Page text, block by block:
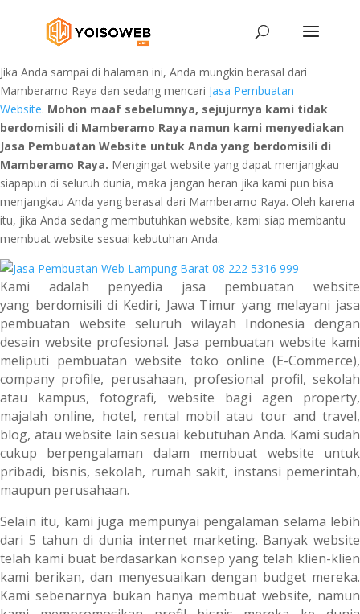
Jika Anda sampai di halaman ini, Anda mungkin berasal dari
Mamberamo Raya dan sedang mencari Jasa Pembuatan
Website. Mohon maaf sebelumnya, sejujurnya kami tidak
berdomisili di Mamberamo Raya namun kami menyediakan
Jasa Pembuatan Website untuk Anda yang berdomisili di
Mamberamo Raya. Mengingat website yang dapat menjangkau
siapapun di seluruh dunia, maka jangan heran jika kami pun bisa
menjangkau Anda yang berasal dari Mamberamo Raya. Oleh karena
itu, jika Anda sedang membutuhkan website, kami siap membantu
membuat website sesuai kebutuhan Anda.
Kami adalah penyedia jasa pembuatan website
yang berdomisili di Kediri, Jawa Timur yang melayani jasa
pembuatan website seluruh wilayah Indonesia dengan
desain website profesional. Jasa pembuatan website kami
meliputi pembuatan website toko online (E-Commerce),
company profile, perusahaan, profesional profil, sekolah
atau kampus, fotografi, website bagi agen property,
majalah online, hotel, rental mobil atau tour and travel,
blog, atau website lain sesuai kebutuhan Anda. Kami sudah
cukup berpengalaman dalam membuat website untuk
pribadi, bisnis, sekolah, rumah sakit, instansi pemerintah,
maupun perusahaan.
Selain itu, kami juga mempunyai pengalaman selama lebih
dari 5 tahun di dunia internet marketing. Banyak website
telah kami buat berdasarkan konsep yang telah klien-klien
kami berikan, dan menyesuaikan dengan budget mereka.
Kami sebenarnya bukan hanya membuat website, namun